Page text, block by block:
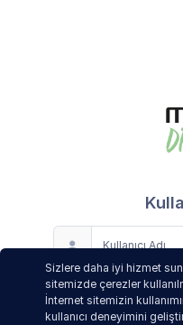
Kullanıcı Adı
Sizlere daha iyi hizmet
sitemizde çerezler
İnternet sitemizin
kullanıcı deneyimini